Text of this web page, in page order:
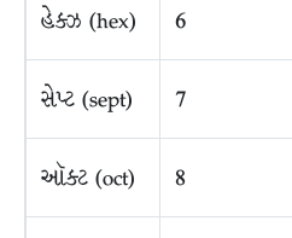
હેક્ઝ (hex) 6
સેપ્ટ (sept) 7
ઑક્ટ (oct) 8